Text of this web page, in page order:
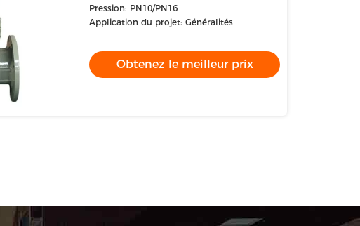
Pression: PN10/PN16
Application du projet: Généralités
Obtenez le meilleur prix